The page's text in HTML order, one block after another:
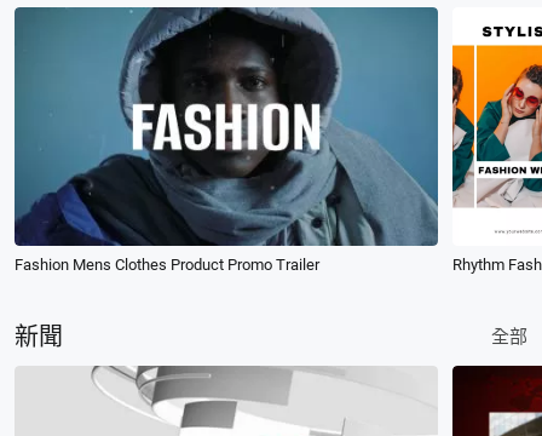
Fashion Mens Clothes Product Promo Trailer
新聞 全部